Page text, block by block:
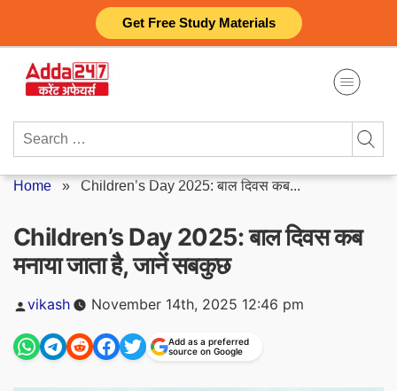
Get Free Study Materials
content
Search
Home » Children’s Day 2025: बाल दिवस कब...
Children’s Day 2025: बाल दिवस कब
मनाया जाता है, जानें सबकुछ
Posted
vikash November 14th, 2025 12:46 pm
Add as a preferred
source on Google